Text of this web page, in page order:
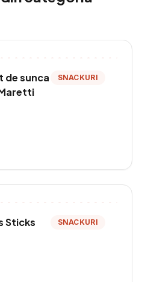
de sunca
SNACKURI
Sticks SNACKURI